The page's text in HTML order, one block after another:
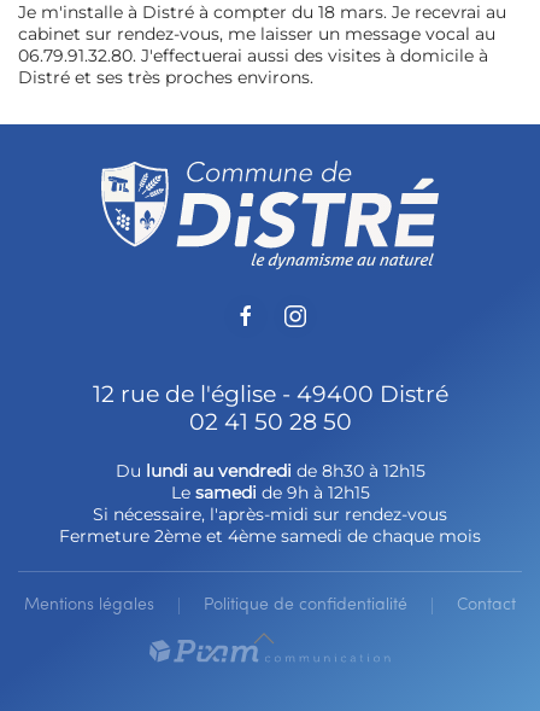
Je m'installe à Distré à compter du 18 mars. Je recevrai au
cabinet sur rendez-vous, me laisser un message vocal au
06.79.91.32.80. J'effectuerai aussi des visites à domicile à
Distré et ses très proches environs.
12 rue de l'église - 49400 Distré
02 41 50 28 50
Du lundi au vendredi de 8h30 à 12h15
Le samedi de 9h à 12h15
Si nécessaire, l'après-midi sur rendez-vous
Fermeture 2ème et 4ème samedi de chaque mois
Mentions légales Politique de confidentialité Contact